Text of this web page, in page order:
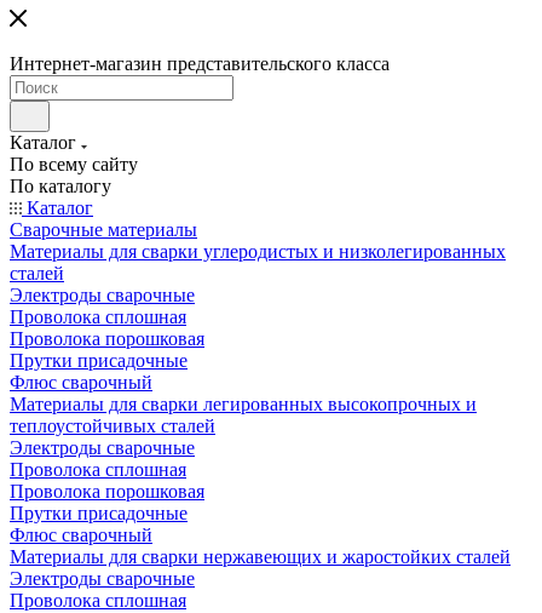
Интернет-магазин представительского класса
Каталог
По всему сайту
По каталогу
Каталог
Сварочные материалы
Материалы для сварки углеродистых и низколегированных
сталей
Электроды сварочные
Проволока сплошная
Проволока порошковая
Прутки присадочные
Флюс сварочный
Материалы для сварки легированных высокопрочных и
теплоустойчивых сталей
Электроды сварочные
Проволока сплошная
Проволока порошковая
Прутки присадочные
Флюс сварочный
Материалы для сварки нержавеющих и жаростойких сталей
Электроды сварочные
Проволока сплошная